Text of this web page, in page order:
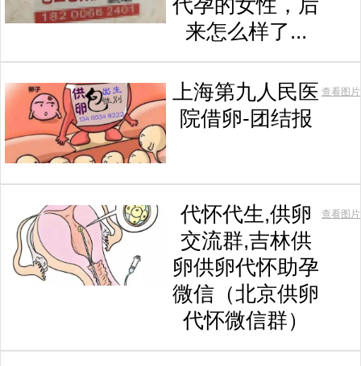
代孕的女性，后
来怎么样了...
上海第九人民医
院借卵-团结报
查看图片
代怀代生,供卵
交流群,吉林供
卵供卵代怀助孕
微信（北京供卵
代怀微信群）
查看图片